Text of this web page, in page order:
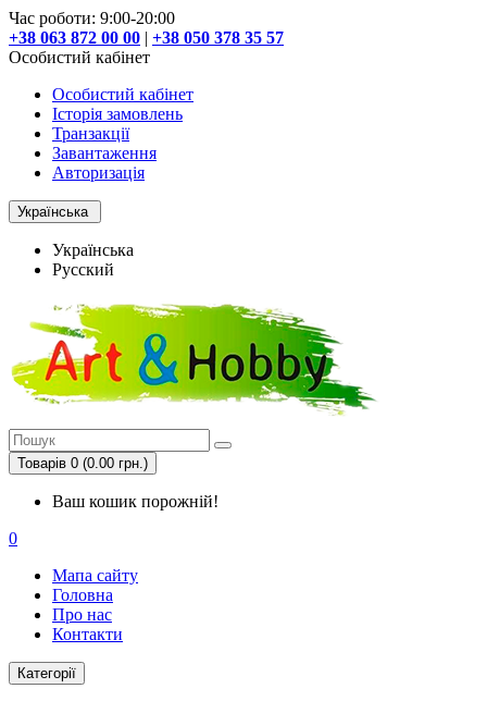
Час роботи: 9:00-20:00
+38 063 872 00 00 | +38 050 378 35 57
Особистий кабінет
Особистий кабінет
Історія замовлень
Транзакції
Завантаження
Авторизація
Українська
Українська
Русский
Товарів 0 (0.00 грн.)
Ваш кошик порожній!
0
Мапа сайту
Головна
Про нас
Контакти
Категорії